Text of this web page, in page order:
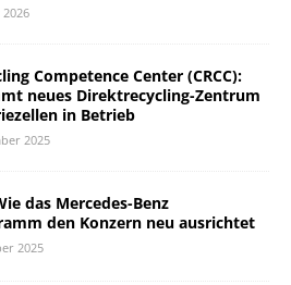
2026
Competence Center (CRCC):
neues Direktrecycling-Zentrum
in Betrieb
2025
das Mercedes-Benz
den Konzern neu ausrichtet
2025